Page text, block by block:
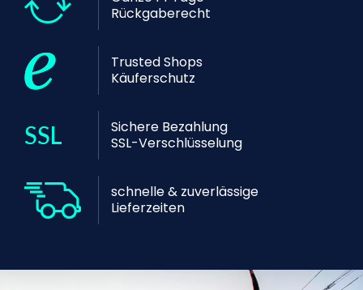
Rückgaberecht
Trusted Shops
Käuferschutz
Sichere Bezahlung
SSL-Verschlüsselung
schnelle & zuverlässige
Lieferzeiten